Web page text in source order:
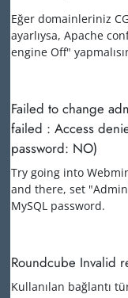
Eğer domainleriniz
ayarlıysa, Apache
engine Off"
Failed to change
failed : Access
password: NO)
Try going into
and there, set
MySQL password.
Roundcube Invalid
Kullanılan bağlantı